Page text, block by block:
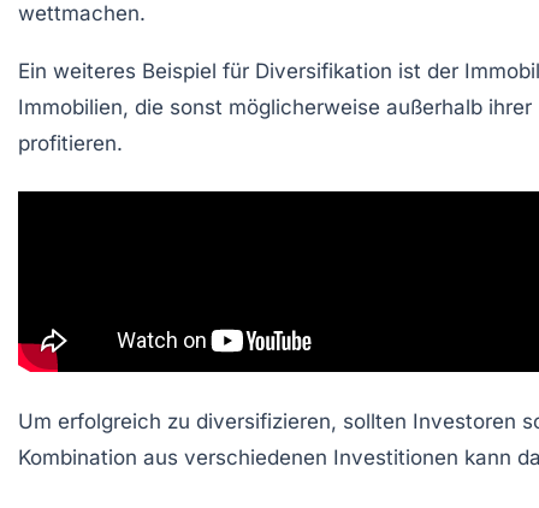
wettmachen.
Ein weiteres Beispiel für Diversifikation ist der
Immobilien, die sonst möglicherweise außerhalb
profitieren.
Um erfolgreich zu diversifizieren, sollten Investoren
Kombination aus verschiedenen Investitionen kann